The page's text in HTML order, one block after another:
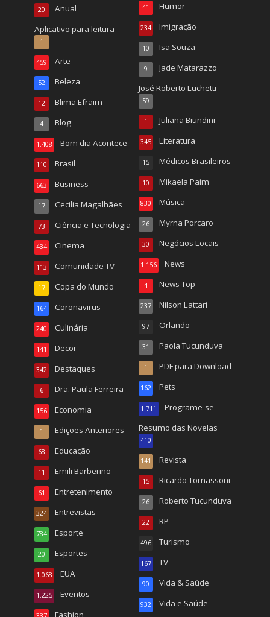
Anual
20
Aplicativo para leitura
1
Arte
459
Beleza
52
Blima Efraim
12
Blog
4
Bom dia Acontece
1.408
Brasil
110
Business
663
Cecilia Magalhães
17
Ciência e Tecnologia
73
Cinema
434
Comunidade TV
113
Copa do Mundo
17
Coronavirus
164
Culinária
240
Decor
141
Destaques
342
Dra. Paula Ferreira
6
Economia
156
Edições Anteriores
1
Educação
68
Emili Barberino
11
Entretenimento
61
Entrevistas
324
Esporte
784
Esportes
20
EUA
1.068
Eventos
1.225
Humor
41
Imigração
234
Isa Souza
10
Jade Matarazzo
9
José Roberto Luchetti
59
Juliana Biundini
1
Literatura
345
Médicos Brasileiros
15
Mikaela Paim
10
Música
830
Myrna Porcaro
26
Negócios Locais
30
News
1.156
News Top
4
Nilson Lattari
237
Orlando
97
Paola Tucunduva
31
PDF para Download
1
Pets
162
Programe-se
1.711
Resumo das Novelas
410
Revista
141
Ricardo Tomassoni
15
Roberto Tucunduva
26
RP
22
Turismo
496
TV
167
Vida & Saúde
90
Vida e Saúde
932